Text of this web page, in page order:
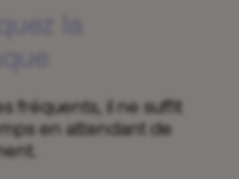
fréquents, il ne suffit
en attendant de